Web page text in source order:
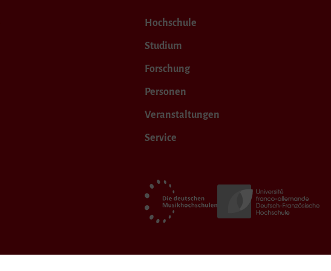
Hochschule
Studium
Forschung
Personen
Veranstaltungen
Service